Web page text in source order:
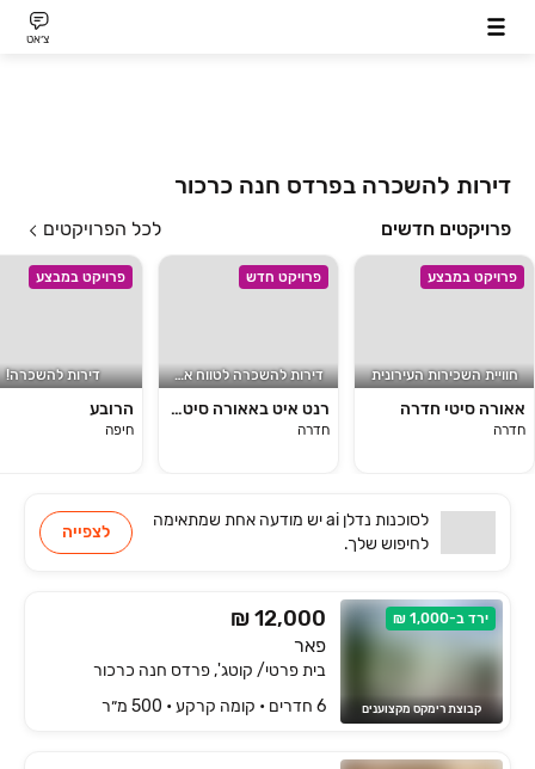
צ׳אט
דירות להשכרה בפרדס חנה כרכור
פרויקטים חדשים לכל הפרויקטים
פרויקט במבצע
חוויית השכירות העירונית
אאורה סיטי חדרה
חדרה
פרויקט חדש
דירות להשכרה לטווח ארווך
רנט איט באאורה סיטי חדרה – דירות חדשות להשכרה לטווח ארוך
חדרה
פרויקט במבצע
דירות להשכרה!
הרובע
חיפה
לסוכנות נדלן ai יש מודעה אחת שמתאימה
לחיפוש שלך.
לצפייה
ירד ב-1,000 ₪
קבוצת רימקס מקצוענים
₪ 12,000
פאר
בית פרטי/ קוטג', פרדס חנה כרכור
6 חדרים • קומה ‎קרקע‏ • 500 מ״ר